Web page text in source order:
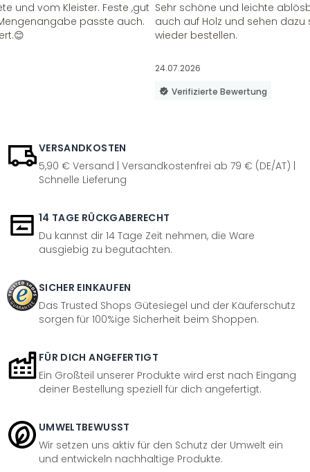
und vom Kleister. Feste ,gut
passte auch.
Sehr schöne und leichte
auch auf Holz und sehen
wieder bestellen.
24.07.2026
Verifizierte Bewertung
VERSANDKOSTEN
5,90 € Versand | Versandkostenfrei ab 79 € (DE/AT) |
Schnelle Lieferung
14 TAGE RÜCKGABERECHT
Du kannst dir 14 Tage Zeit nehmen, die Ware
ausgiebig zu begutachten.
SICHER EINKAUFEN
Das Trusted Shops Gütesiegel und der Käuferschutz
sorgen für 100%ige Sicherheit beim Shoppen.
FÜR DICH ANGEFERTIGT
Ein Großteil unserer Produkte wird erst nach Eingang
deiner Bestellung speziell für dich angefertigt.
UMWELTBEWUSST
Wir setzen uns aktiv für den Schutz der Umwelt ein
und entwickeln nachhaltige Produkte.